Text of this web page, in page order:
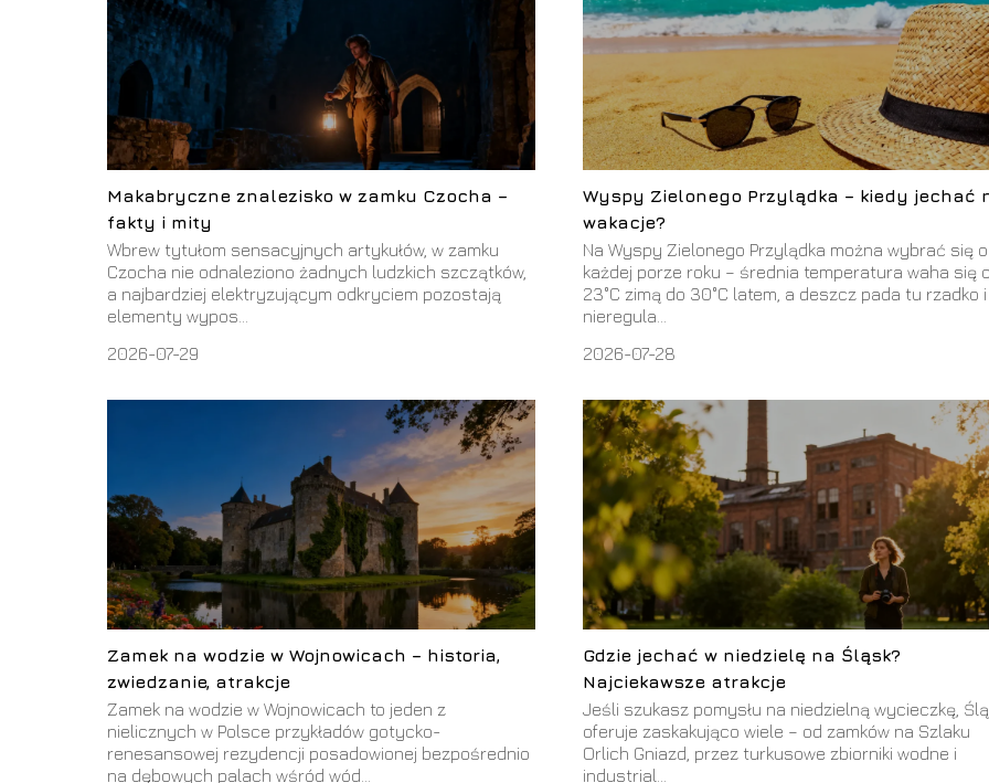
Makabryczne znalezisko w zamku Czocha –
fakty i mity
Wbrew tytułom sensacyjnych artykułów, w zamku
Czocha nie odnaleziono żadnych ludzkich szczątków,
a najbardziej elektryzującym odkryciem pozostają
elementy wypos...
2026-07-29
Wyspy Zielonego Przylądka – kiedy jechać
wakacje?
Na Wyspy Zielonego Przylądka można wybrać się o
każdej porze roku – średnia temperatura waha się
23°C zimą do 30°C latem, a deszcz pada tu rzadko i
nieregula...
2026-07-28
Zamek na wodzie w Wojnowicach – historia,
zwiedzanie, atrakcje
Zamek na wodzie w Wojnowicach to jeden z
nielicznych w Polsce przykładów gotycko-
renesansowej rezydencji posadowionej bezpośrednio
na dębowych palach wśród wód...
Gdzie jechać w niedzielę na Śląsk?
Najciekawsze atrakcje
Jeśli szukasz pomysłu na niedzielną wycieczkę,
oferuje zaskakująco wiele – od zamków na Szlaku
Orlich Gniazd, przez turkusowe zbiorniki wodne i
industrial...